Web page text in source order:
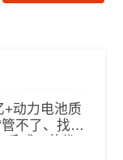
+动力电池质
不了、找不
反哺工艺优